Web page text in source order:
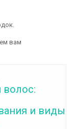
вам
волос:
и виды